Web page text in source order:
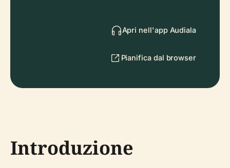
Apri nell'app Audiala
Pianifica dal browser
Introduzione